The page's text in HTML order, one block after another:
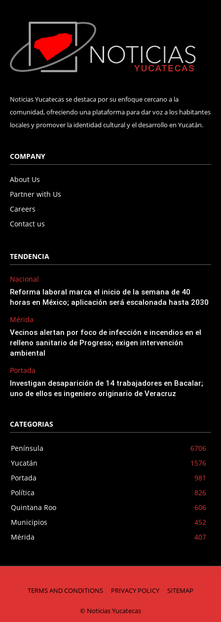
Noticias Yucatecas se destaca por su enfoque cercano a la
comunidad, ofreciendo una plataforma para dar voz a los habitantes
locales y promover la identidad cultural y el desarrollo en Yucatán.
COMPANY
About Us
Partner with Us
Careers
Contact us
TENDENCIA
Nacional
Reforma laboral marca el inicio de la semana de 40
horas en México; aplicación será escalonada hasta 2030
Mérida
Vecinos alertan por foco de infección e incendios en el
relleno sanitario de Progreso; exigen intervención
ambiental
Portada
Investigan desaparición de 14 trabajadores en Bacalar;
uno de ellos es ingeniero originario de Veracruz
CATEGORIAS
Península
6706
Yucatán
1576
Portada
981
Política
826
Quintana Roo
606
Municipios
452
Mérida
407
TERMS AND CONDITIONS PRIVACY POLICY SITEMAP
© Noticias Yucatecas